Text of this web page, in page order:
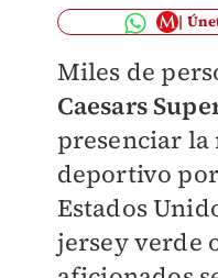
Miles de
Caesars
presenciar la
deportivo
Estados
jersey verde